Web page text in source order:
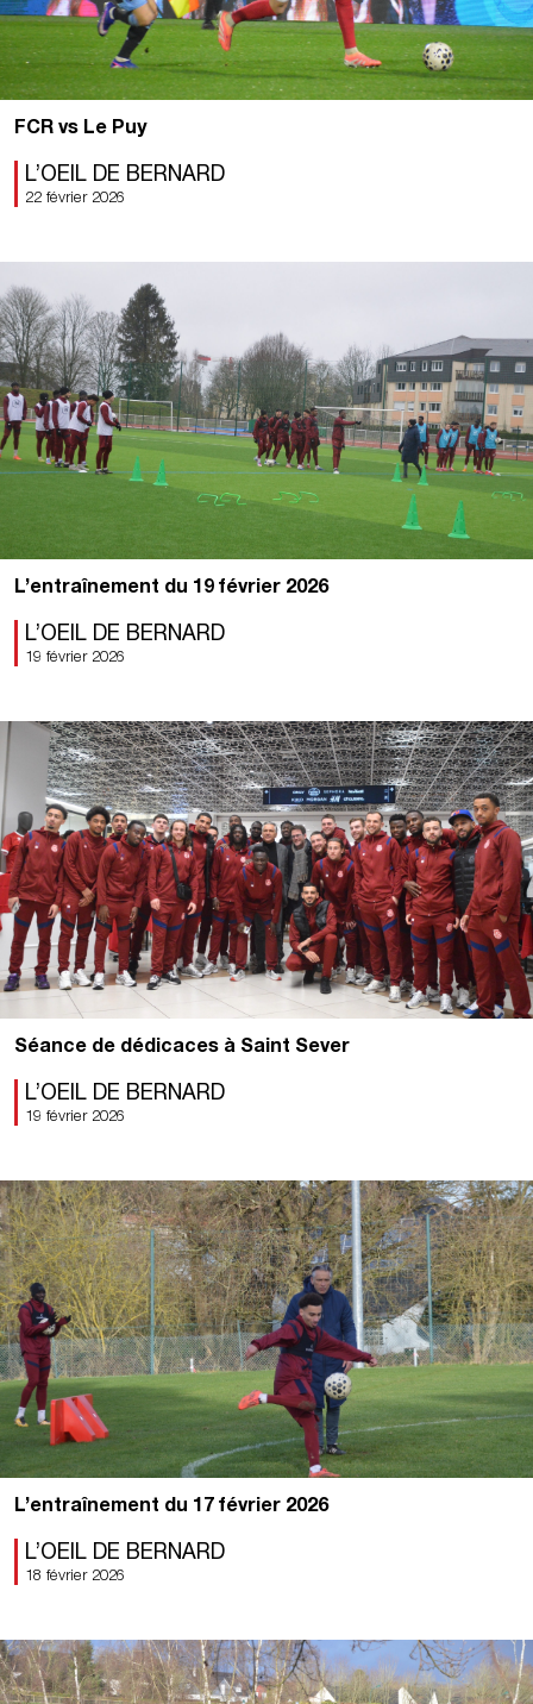
FCR vs Le Puy
L’OEIL DE BERNARD
22 février 2026
L’entraînement du 19 février 2026
L’OEIL DE BERNARD
19 février 2026
Séance de dédicaces à Saint Sever
L’OEIL DE BERNARD
19 février 2026
L’entraînement du 17 février 2026
L’OEIL DE BERNARD
18 février 2026